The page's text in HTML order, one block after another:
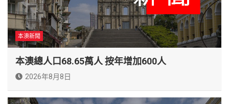
本澳新聞
本澳總人口68.65萬人 按年增加600人
2026年8月8日